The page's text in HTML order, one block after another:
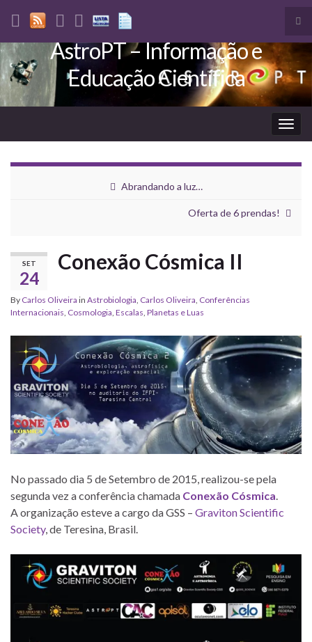
Search for:
AstroPT – Informação e
Educação Científica
Abrandando a luz…
Oferta de 6 prendas!
SET
24
Conexão Cósmica II
By Carlos Oliveira in Astrobiologia, Carlos Oliveira, Conferências
Internacionais, Cosmologia, Escalas, Planetas e Luas
No passado dia 5 de Setembro de 2015, realizou-se pela
segunda vez a conferência chamada Conexão Cósmica.
A organização esteve a cargo da GSS – Graviton Scientific
Society, de Teresina, Brasil.